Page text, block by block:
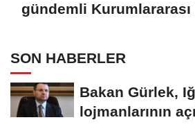
gündemli
SON HABERLER
Bakan Gürlek,
lojmanlarının